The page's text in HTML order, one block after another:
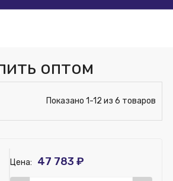
оптом
Показано 1-12 из 6 товаров
Цена: 47 783 ₽